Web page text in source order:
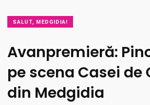
SALUT, MEDGIDIA!
Avanpremieră:
pe scena Casei de
din Medgidia